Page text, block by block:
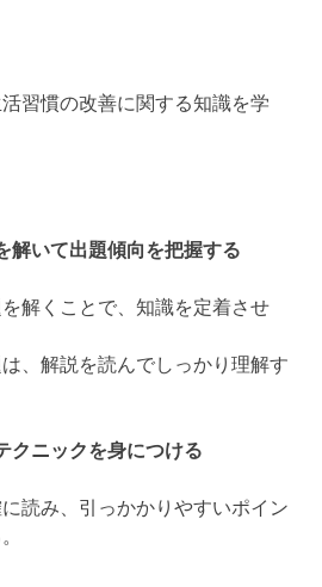
習慣の改善に関する知識を学
解いて出題傾向を把握する
解くことで、知識を定着させ
、解説を読んでしっかり理解す
クニックを身につける
読み、引っかかりやすいポイン